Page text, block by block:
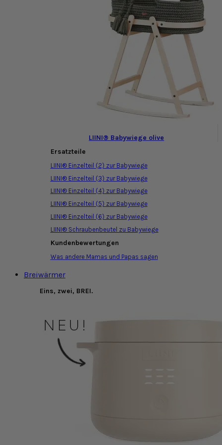
LIINI® Babywiege olive
Ersatzteile
LIINI® Einzelteil (2) zur Babywiege
LIINI® Einzelteil (3) zur Babywiege
LIINI® Einzelteil (4) zur Babywiege
LIINI® Einzelteil (5) zur Babywiege
LIINI® Einzelteil (6) zur Babywiege
LIINI® Schraubenbeutel zu Babywiege
Kundenbewertungen
Was andere Mamas und Papas sagen
Breiwärmer
Eins, zwei, BREI.